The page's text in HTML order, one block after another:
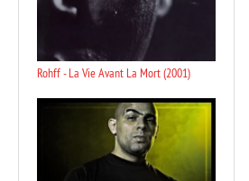
Rohff - La Vie Avant La Mort (2001)